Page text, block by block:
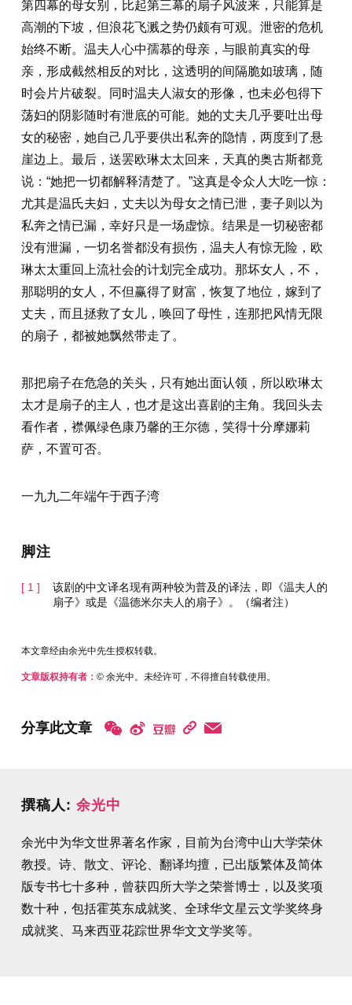
第四幕的母女别，比起第三幕的扇子风波来，只能算是
高潮的下坡，但浪花飞溅之势仍颇有可观。泄密的危机
始终不断。温夫人心中孺慕的母亲，与眼前真实的母
亲，形成截然相反的对比，这透明的间隔脆如玻璃，随
时会片片破裂。同时温夫人淑女的形像，也未必包得下
荡妇的阴影随时有泄底的可能。她的丈夫几乎要吐出母
女的秘密，她自己几乎要供出私奔的隐情，两度到了悬
崖边上。最后，送罢欧琳太太回来，天真的奥古斯都竟
说：“她把一切都解释清楚了。”这真是令众人大吃一惊：
尤其是温氏夫妇，丈夫以为母女之情已泄，妻子则以为
私奔之情已漏，幸好只是一场虚惊。结果是一切秘密都
没有泄漏，一切名誉都没有损伤，温夫人有惊无险，欧
琳太太重回上流社会的计划完全成功。那坏女人，不，
那聪明的女人，不但赢得了财富，恢复了地位，嫁到了
丈夫，而且拯救了女儿，唤回了母性，连那把风情无限
的扇子，都被她飘然带走了。
那把扇子在危急的关头，只有她出面认领，所以欧琳太
太才是扇子的主人，也才是这出喜剧的主角。我回头去
看作者，襟佩绿色康乃馨的王尔德，笑得十分摩娜莉
萨，不置可否。
一九九二年端午于西子湾
脚注
该剧的中文译名现有两种较为普及的译法，即《温夫人的
扇子》或是《温德米尔夫人的扇子》。（编者注）
本文章经由余光中先生授权转载。
文章版权持有者： © 余光中。未经许可，不得擅自转载使用。
分享此文章
撰稿人: 余光中
余光中为华文世界著名作家，目前为台湾中山大学荣休
教授。诗、散文、评论、翻译均擅，已出版繁体及简体
版专书七十多种，曾获四所大学之荣誉博士，以及奖项
数十种，包括霍英东成就奖、全球华文星云文学奖终身
成就奖、马来西亚花踪世界华文文学奖等。